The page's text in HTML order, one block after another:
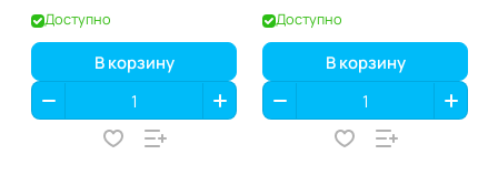
Доступно
В корзину
Доступно
В корзину